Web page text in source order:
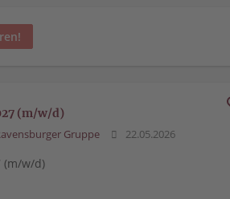
(m/w/d)
Gruppe 22.05.2026
(m/w/d)